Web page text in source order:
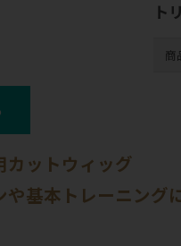
ト
商
カットウィッグ
基本トレーニング